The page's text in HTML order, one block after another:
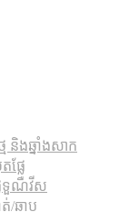
និងឆ្នាំងសាក
ផ្លែ
ែទួណឺវីស
ត់/ឆាប